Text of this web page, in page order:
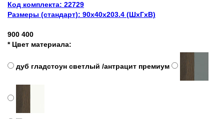
Код комплекта: 22729
Размеры (стандарт): 90x40x203.4 (ШхГхВ)
900 400
* Цвет материала:
дуб гладстоун светлый /антрацит премиум